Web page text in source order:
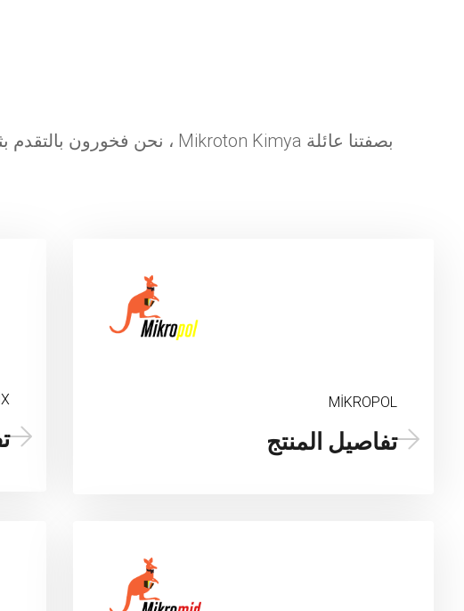
بصفتنا عائلة Mikroton Kimya ، نحن فخورون بالتقدم بثقة في قطاع الطلاء بالمسحوق من خلال تقنيتنا ومنتجاتنا عالية الجودة التي نطورها باستمرار.
MİKROPOL
تفاصيل المنتج